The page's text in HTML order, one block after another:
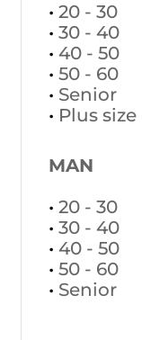
•20 - 30
•30 - 40
•40 - 50
•50 - 60
• Senior
• Plus size
MAN
•20 - 30
•30 - 40
•40 - 50
•50 - 60
• Senior